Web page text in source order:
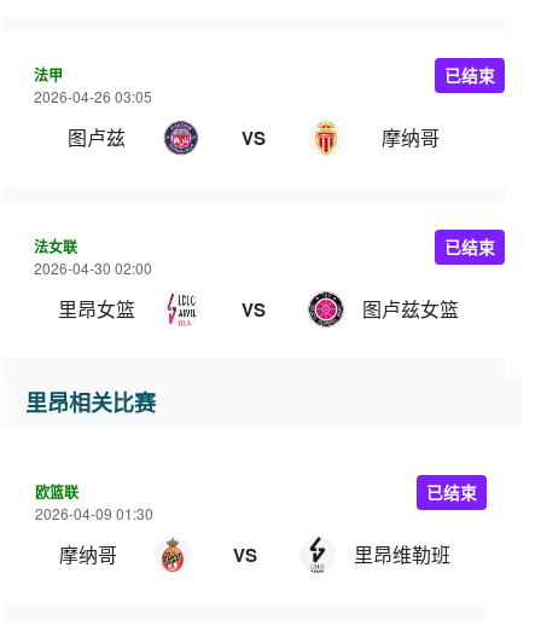
法甲
2026-04-26 03:05
图卢兹 VS 摩纳哥
已结束
法女联
2026-04-30 02:00
里昂女篮 VS 图卢兹女篮
已结束
里昂相关比赛
欧篮联
2026-04-09 01:30
摩纳哥 VS 里昂维勒班
已结束